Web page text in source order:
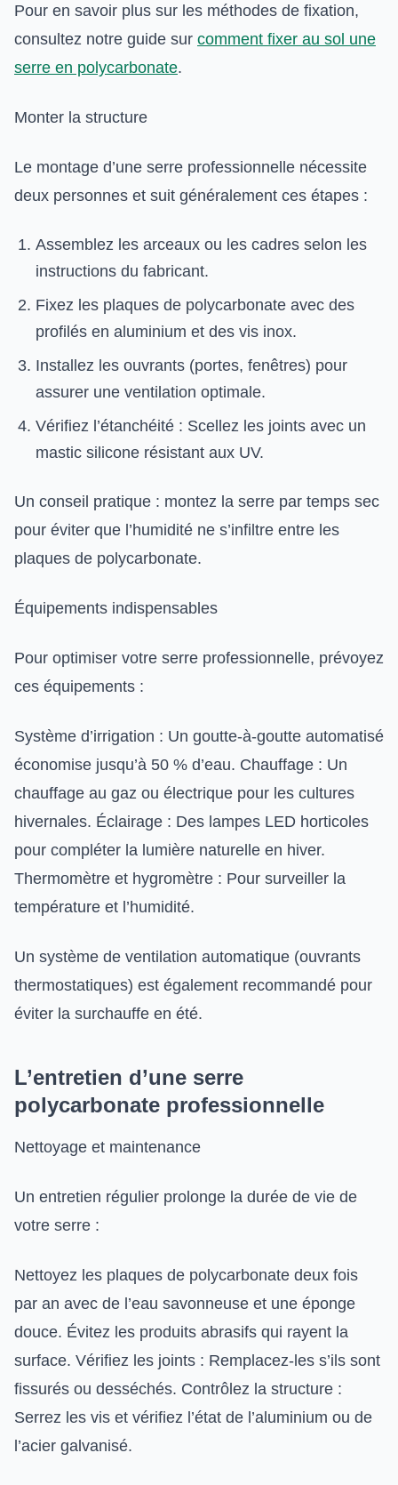
Pour en savoir plus sur les méthodes de fixation,
consultez notre guide sur comment fixer au sol une
serre en polycarbonate.
Monter la structure
Le montage d’une serre professionnelle nécessite
deux personnes et suit généralement ces étapes :
Assemblez les arceaux ou les cadres selon les
instructions du fabricant.
Fixez les plaques de polycarbonate avec des
profilés en aluminium et des vis inox.
Installez les ouvrants (portes, fenêtres) pour
assurer une ventilation optimale.
Vérifiez l’étanchéité : Scellez les joints avec un
mastic silicone résistant aux UV.
Un conseil pratique : montez la serre par temps sec
pour éviter que l’humidité ne s’infiltre entre les
plaques de polycarbonate.
Équipements indispensables
Pour optimiser votre serre professionnelle, prévoyez
ces équipements :
Système d’irrigation : Un goutte-à-goutte automatisé
économise jusqu’à 50 % d’eau. Chauffage : Un
chauffage au gaz ou électrique pour les cultures
hivernales. Éclairage : Des lampes LED horticoles
pour compléter la lumière naturelle en hiver.
Thermomètre et hygromètre : Pour surveiller la
température et l’humidité.
Un système de ventilation automatique (ouvrants
thermostatiques) est également recommandé pour
éviter la surchauffe en été.
L’entretien d’une serre
polycarbonate professionnelle
Nettoyage et maintenance
Un entretien régulier prolonge la durée de vie de
votre serre :
Nettoyez les plaques de polycarbonate deux fois
par an avec de l’eau savonneuse et une éponge
douce. Évitez les produits abrasifs qui rayent la
surface. Vérifiez les joints : Remplacez-les s’ils sont
fissurés ou desséchés. Contrôlez la structure :
Serrez les vis et vérifiez l’état de l’aluminium ou de
l’acier galvanisé.